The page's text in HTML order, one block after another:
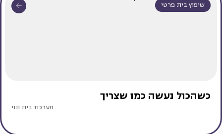
שיפוץ בית פרטי
כשהכול נעשה כמו שצריך
מערכת בית ונוי